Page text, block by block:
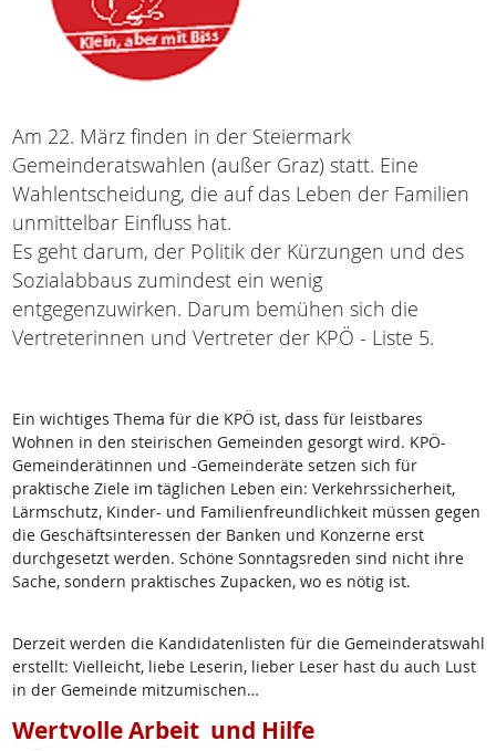
Am 22. März finden in der Steiermark
Gemeinderatswahlen (außer Graz) statt. Eine
Wahlentscheidung, die auf das Leben der Familien
unmittelbar Einfluss hat.
Es geht darum, der Politik der Kürzungen und des
Sozialabbaus zumindest ein wenig
entgegenzuwirken. Darum bemühen sich die
Vertreterinnen und Vertreter der KPÖ - Liste 5.
Ein wichtiges Thema für die KPÖ ist, dass für leistbares
Wohnen in den steirischen Gemeinden gesorgt wird. KPÖ-
Gemeinderätinnen und -Gemeinderäte setzen sich für
praktische Ziele im täglichen Leben ein: Verkehrssicherheit,
Lärmschutz, Kinder- und Familienfreundlichkeit müssen gegen
die Geschäftsinteressen der Banken und Konzerne erst
durchgesetzt werden. Schöne Sonntagsreden sind nicht ihre
Sache, sondern praktisches Zupacken, wo es nötig ist.
Derzeit werden die Kandidatenlisten für die Gemeinderatswahl
erstellt: Vielleicht, liebe Leserin, lieber Leser hast du auch Lust
in der Gemeinde mitzumischen…
Wertvolle Arbeit und Hilfe